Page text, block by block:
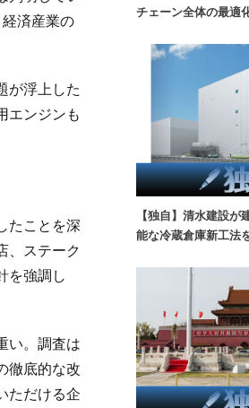
済産業の
が浮上した
エンジンも
たことを深
、ステーク
を強調し
い。調査は
徹底的な改
ただける企
チェーン全体の最適
【独自】清水建設
能な冷蔵倉庫新工法